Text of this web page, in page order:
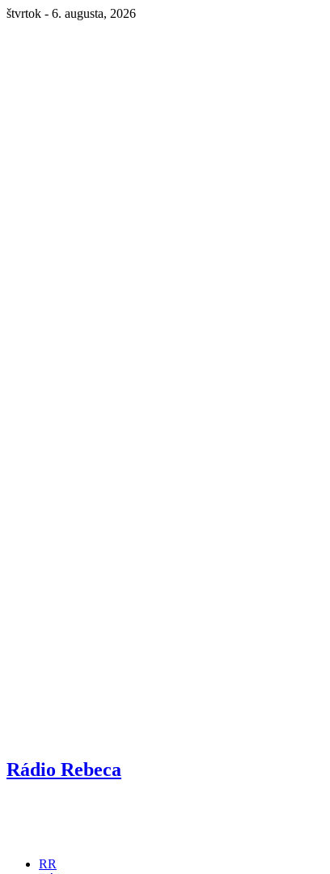
štvrtok - 6. augusta, 2026
Rádio Rebeca
RR